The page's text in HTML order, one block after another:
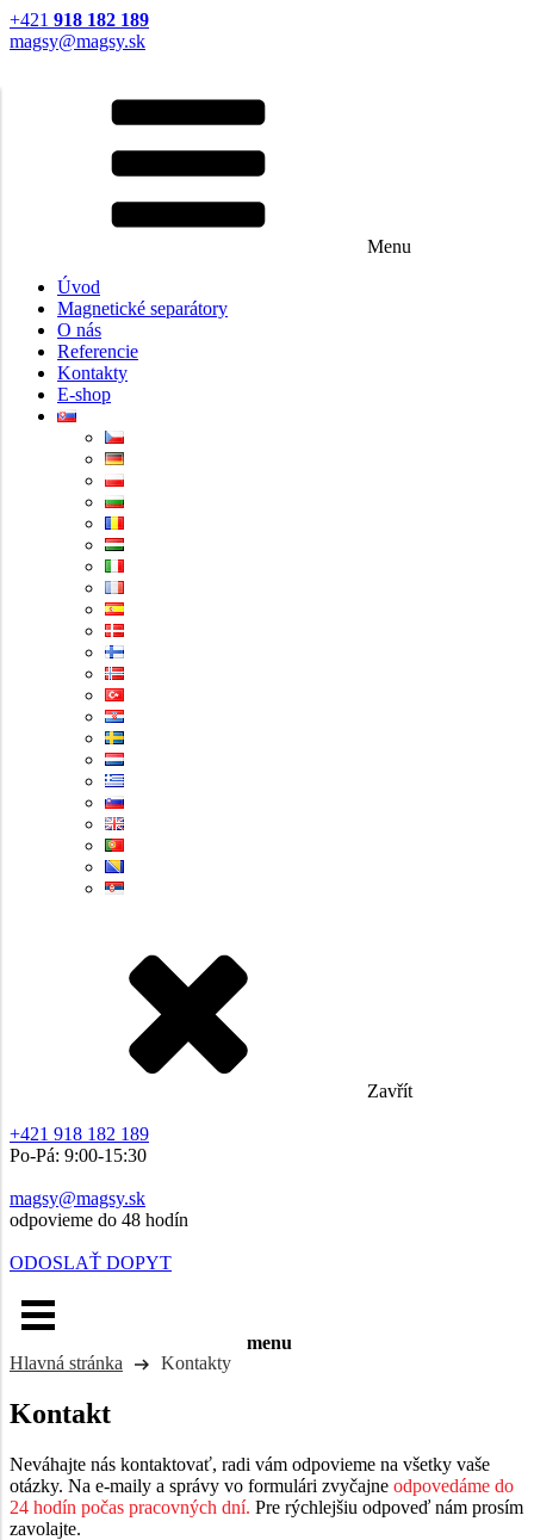
+421 918 182 189
magsy@magsy.sk
Menu
Úvod
Magnetické separátory
O nás
Referencie
Kontakty
E-shop
Zavřít
+421 918 182 189
Po-Pá: 9:00-15:30
magsy@magsy.sk
odpovieme do 48 hodín
ODOSLAŤ DOPYT
menu
Hlavná stránka
Kontakty
Kontakt
Neváhajte nás kontaktovať, radi vám odpovieme na všetky vaše
otázky. Na e-maily a správy vo formulári zvyčajne odpovedáme do
24 hodín počas pracovných dní. Pre rýchlejšiu odpoveď nám prosím
zavolajte.